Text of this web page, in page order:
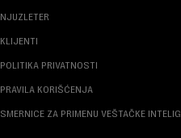
NJUZLETER
KLIJENTI
POLITIKA PRIVATNOSTI
PRAVILA KORIŠĆENJA
SMERNICE ZA PRIMENU VEŠTAČKE